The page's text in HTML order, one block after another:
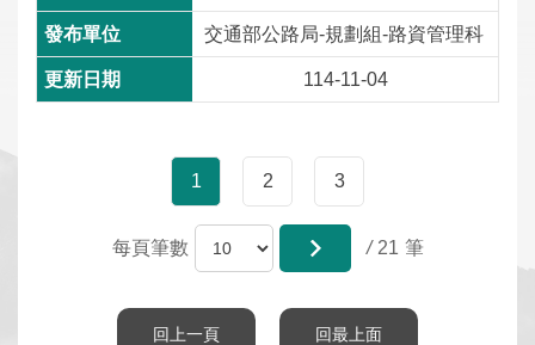
交通部公路局-規劃組-路資管理科
114-11-04
1 2 3
每頁筆數 / 21
回上一頁 回最上面